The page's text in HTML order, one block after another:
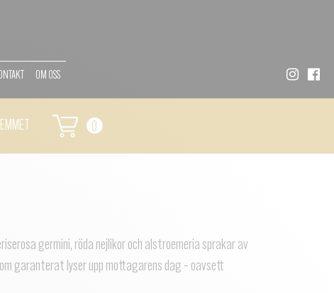
OM OSS
0
germini, röda nejlikor och alstroemeria sprakar av
garanterat lyser upp mottagarens dag – oavsett